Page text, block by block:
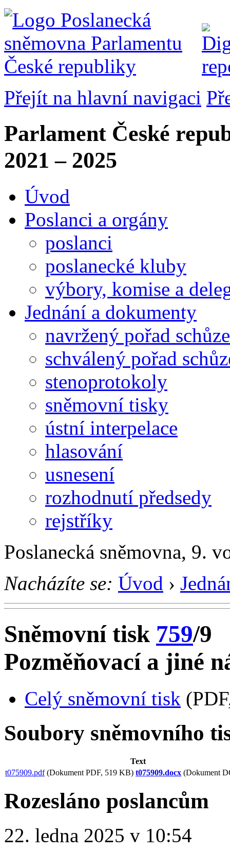
Přejít na hlavní navigaci
Parlament České
2021 – 2025
Úvod
Poslanci a orgány
poslanci
poslanecké kluby
výbory, komise a
Jednání a dokumenty
navržený pořad schůze
schválený pořad
stenoprotokoly
sněmovní tisky
ústní interpelace
hlasování
usnesení
rozhodnutí předsedy
rejstříky
Poslanecká sněmovna, 9.
Nacházíte se: Úvod ›
Sněmovní tisk 759/9
Pozměňovací a jiné
Celý sněmovní tisk
Soubory sněmovního
Text
t075909.pdf(Dokument PDF, 519 KB) t075909.docx (Dokument
Rozesláno poslancům
22. ledna 2025 v 10:54